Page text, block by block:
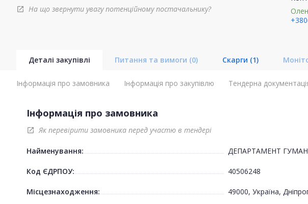
open_in_new На що звернути увагу потенційному постачальнику?
Деталі закупівлі Питання та вимоги (0) Скарги (1)
Інформація про замовника Інформація про закупівлю Тендерна
Інформація про замовника
open_in_new Як перевірити замовника перед участю в тендері
Найменування: ДЕПАРТАМЕНТ
Код ЄДРПОУ: 40506248
Місцезнаходження: 49000, Україна,